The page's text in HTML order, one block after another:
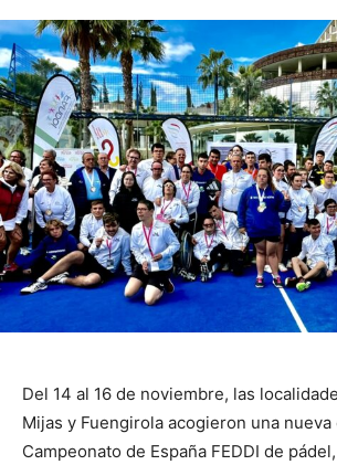
Del 14 al 16 de noviembre, las
Mijas y Fuengirola acogieron una
Campeonato de España FEDDI de